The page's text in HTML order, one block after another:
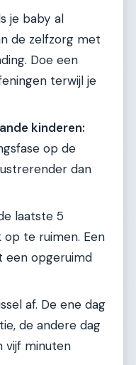
je baby al
de zelfzorg met
Doe een
terwijl je
kinderen:
op de
dan
laatste 5
te ruimen. Een
een opgeruimd
af. De ene dag
de andere dag
vijf minuten